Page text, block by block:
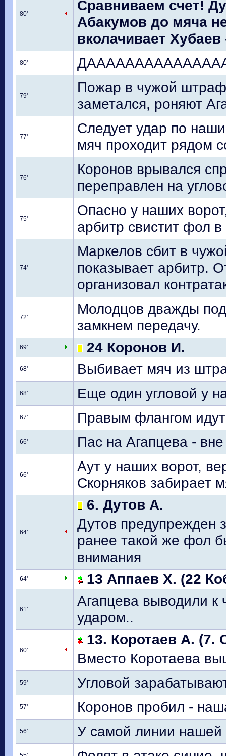
80'
Сравниваем счет!
Абакумов до мяча
вколачивает Хубаев
80'
79'
Пожар в чужой
заметался, роняют
77'
Следует удар по
мяч проходит рядом
76'
Коронов врывался
переправлен на
75'
Опасно у наших
арбитр свистит фол в
74'
Маркелов сбит в
показывает арбитр.
организовал
72'
Молодцов дважды
замкнем передачу.
69' 24 Коронов И.
68' Выбивает мяч из
68' Еще один угловой у
67' Правым флангом
66' Пас на Агапцева -
66'
Аут у наших ворот,
Скорняков забирает
64'
6. Дутов А.
Дутов предупрежден
ранее такой же фол
внимания
64' 13 Аппаев Х. (22
61'
Агапцева выводили к
ударом..
60'
13. Коротаев А. (7.
Вместо Коротаева
59' Угловой
57' Коронов пробил -
56' У самой линии нашей